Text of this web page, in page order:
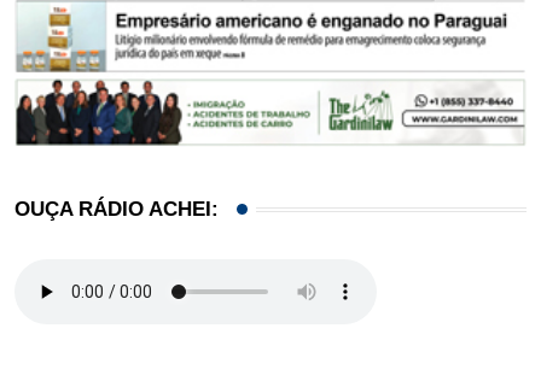
OUÇA RÁDIO ACHEI: